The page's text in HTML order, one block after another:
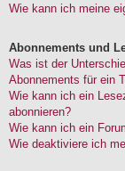
Wie kann ich meine
Abonnements und
Was ist der
Abonnements für ein
Wie kann ich ein
abonnieren?
Wie kann ich ein
Wie deaktiviere ich